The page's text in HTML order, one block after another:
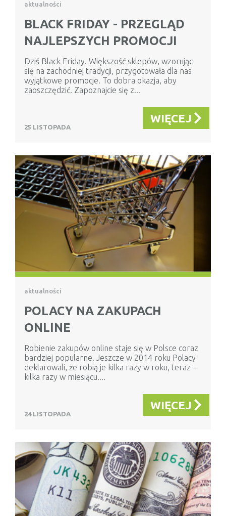
aktualności
BLACK FRIDAY - PRZEGLĄD
NAJLEPSZYCH PROMOCJI
Dziś Black Friday. Większość sklepów, wzorując
się na zachodniej tradycji, przygotowała dla nas
wyjątkowe promocje. To dobra okazja, aby
zaoszczędzić. Zapoznajcie się z...
25 LISTOPADA
WIĘCEJ
aktualności
POLACY NA ZAKUPACH
ONLINE
Robienie zakupów online staje się w Polsce coraz
bardziej popularne. Jeszcze w 2014 roku Polacy
deklarowali, że robią je kilka razy w roku, teraz –
kilka razy w miesiącu....
24 LISTOPADA
WIĘCEJ